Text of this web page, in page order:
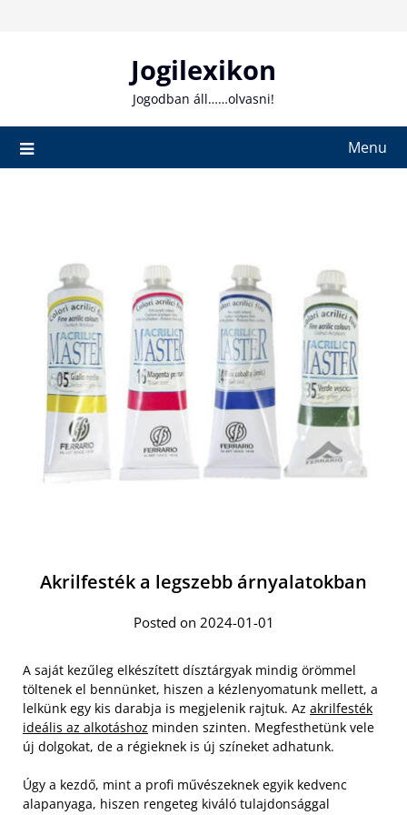
Jogilexikon
Jogodban áll……olvasni!
Menu
Akrilfesték a legszebb árnyalatokban
Posted on 2024-01-01
A saját kezűleg elkészített dísztárgyak mindig örömmel
töltenek el bennünket, hiszen a kézlenyomatunk mellett, a
lelkünk egy kis darabja is megjelenik rajtuk. Az akrilfesték
ideális az alkotáshoz minden szinten. Megfesthetünk vele
új dolgokat, de a régieknek is új színeket adhatunk.
Úgy a kezdő, mint a profi művészeknek egyik kedvenc
alapanyaga, hiszen rengeteg kiváló tulajdonsággal